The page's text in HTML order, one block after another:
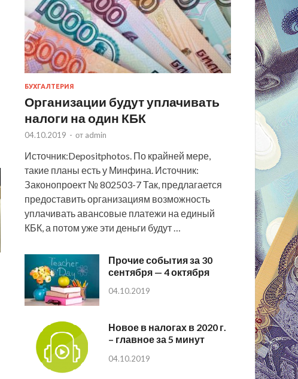
БУХГАЛТЕРИЯ
Организации будут уплачивать
налоги на один КБК
04.10.2019 - от admin
Источник:Depositphotos. По крайней мере,
такие планы есть у Минфина. Источник:
Законопроект № 802503-7 Так, предлагается
предоставить организациям возможность
уплачивать авансовые платежи на единый
КБК, а потом уже эти деньги будут …
Прочие события за 30
сентября — 4 октября
04.10.2019
Новое в налогах в 2020 г.
– главное за 5 минут
04.10.2019